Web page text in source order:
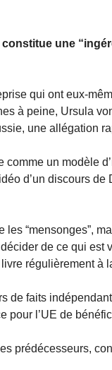
une
qui ont eux-
à peine, Ursula
une allégation
un modèle
d’un discours
les “mensonges”,
de ce qui est
régulièrement à
de faits
pour l’UE de
prédécesseurs,